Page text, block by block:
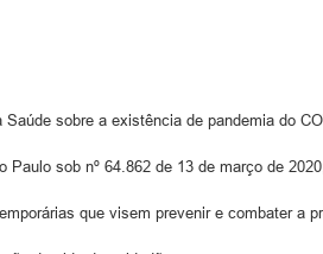
Saúde sobre a existência de pandemia do
Paulo sob nº 64.862 de 13 de março de
que visem prevenir e combater a